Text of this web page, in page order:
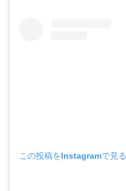
この投稿をInstagramで見る